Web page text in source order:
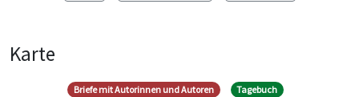
Karte
Briefe mit Autorinnen und Autoren
Tagebuch